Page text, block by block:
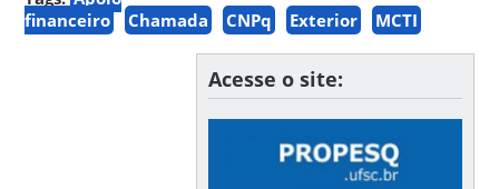
financeiro
Chamada CNPq Exterior MCTI
Acesse o site: